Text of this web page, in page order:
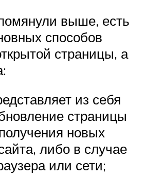
выше, есть
способов
страницы, а
из себя
страницы
новых
либо в случае
или сети;